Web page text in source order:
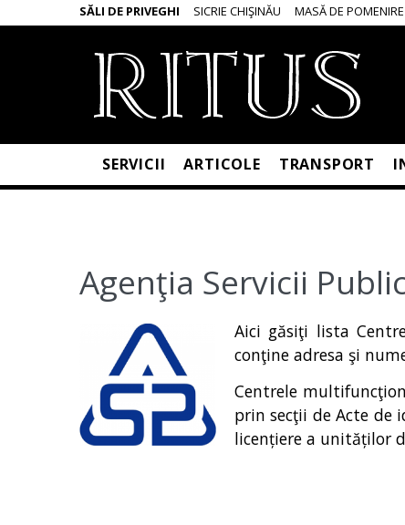
SĂLI DE PRIVEGHI SICRIE CHIŞINĂU MASĂ DE POMENIRE
SERVICII ARTICOLE TRANSPORT
Agenţia Servicii
Aici găsiţi lista
conţine adresa şi
Centrele
prin secţii de Acte de
licențiere a unităților